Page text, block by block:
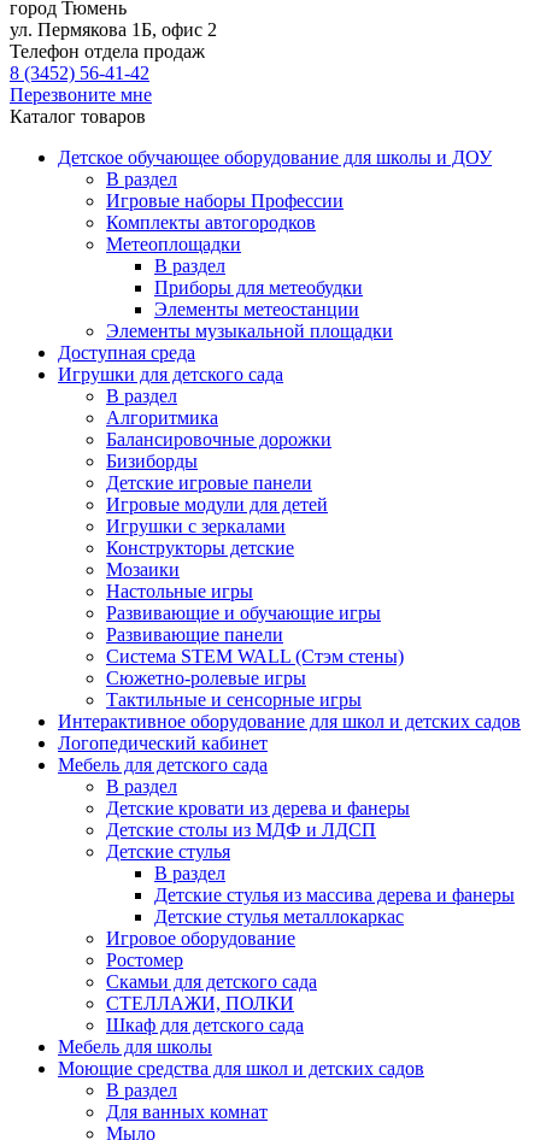
город Тюмень
ул. Пермякова 1Б, офис 2
Телефон отдела продаж
8 (3452) 56-41-42
Перезвоните мне
Каталог товаров
Детское обучающее оборудование для школы и ДОУ
В раздел
Игровые наборы Профессии
Комплекты автогородков
Метеоплощадки
В раздел
Приборы для метеобудки
Элементы метеостанции
Элементы музыкальной площадки
Доступная среда
Игрушки для детского сада
В раздел
Алгоритмика
Балансировочные дорожки
Бизиборды
Детские игровые панели
Игровые модули для детей
Игрушки с зеркалами
Конструкторы детские
Мозаики
Настольные игры
Развивающие и обучающие игры
Развивающие панели
Система STEM WALL (Cтэм стены)
Сюжетно-ролевые игры
Тактильные и сенсорные игры
Интерактивное оборудование для школ и детских садов
Логопедический кабинет
Мебель для детского сада
В раздел
Детские кровати из дерева и фанеры
Детские столы из МДФ и ЛДСП
Детские стулья
В раздел
Детские стулья из массива дерева и фанеры
Детские стулья металлокаркас
Игровое оборудование
Ростомер
Скамьи для детского сада
СТЕЛЛАЖИ, ПОЛКИ
Шкаф для детского сада
Мебель для школы
Моющие средства для школ и детских садов
В раздел
Для ванных комнат
Мыло